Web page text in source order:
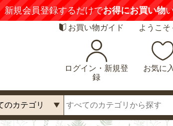
新規会員登録するだけでお得にお買い物
お買い物ガイド ようこそ
ログイン・新規登
録
お気に